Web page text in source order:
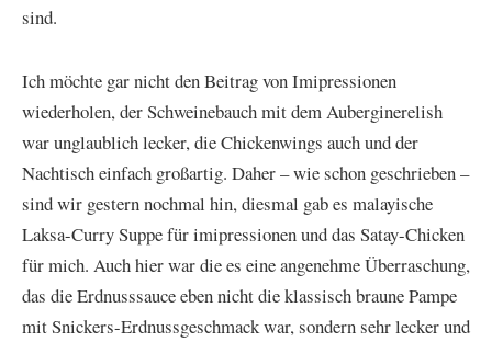
sind.
Ich möchte gar nicht den Beitrag von Imipressionen
wiederholen, der Schweinebauch mit dem Auberginerelish
war unglaublich lecker, die Chickenwings auch und der
Nachtisch einfach großartig. Daher – wie schon geschrieben –
sind wir gestern nochmal hin, diesmal gab es malayische
Laksa-Curry Suppe für imipressionen und das Satay-Chicken
für mich. Auch hier war die es eine angenehme Überraschung,
das die Erdnusssauce eben nicht die klassisch braune Pampe
mit Snickers-Erdnussgeschmack war, sondern sehr lecker und